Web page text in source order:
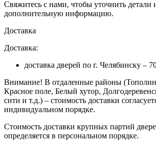
Свяжитесь с нами, чтобы уточнить детали
дополнительную информацию.
Доставка
Доставка:
доставка дверей по г. Челябинску –
Внимание! В отдаленные районы
Красное поле, Белый хутор,
сити и т.д.) – стоимость доставки
индивидуальном порядке.
Стоимость доставки крупных партий
определяется в персональном порядке.